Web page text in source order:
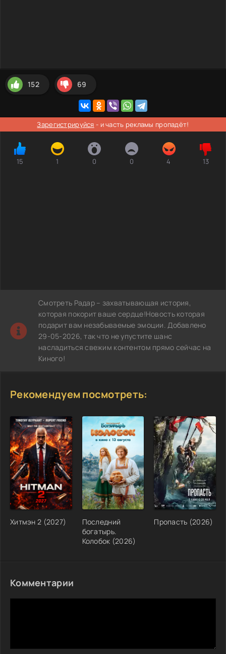
152 69
Зарегистрируйся - и часть рекламы пропадёт!
15 1 0 0 4 13
Смотреть Радар – захватывающая история,
которая покорит ваше сердце!Новость которая
подарит вам незабываемые эмоции. Добавлено
29-05-2026, так что не упустите шанс
насладиться свежим контентом прямо сейчас на
Киного!
Рекомендуем посмотреть:
Хитмэн 2 (2027)
Последний
богатырь.
Колобок (2026)
Пропасть (2026)
Комментарии